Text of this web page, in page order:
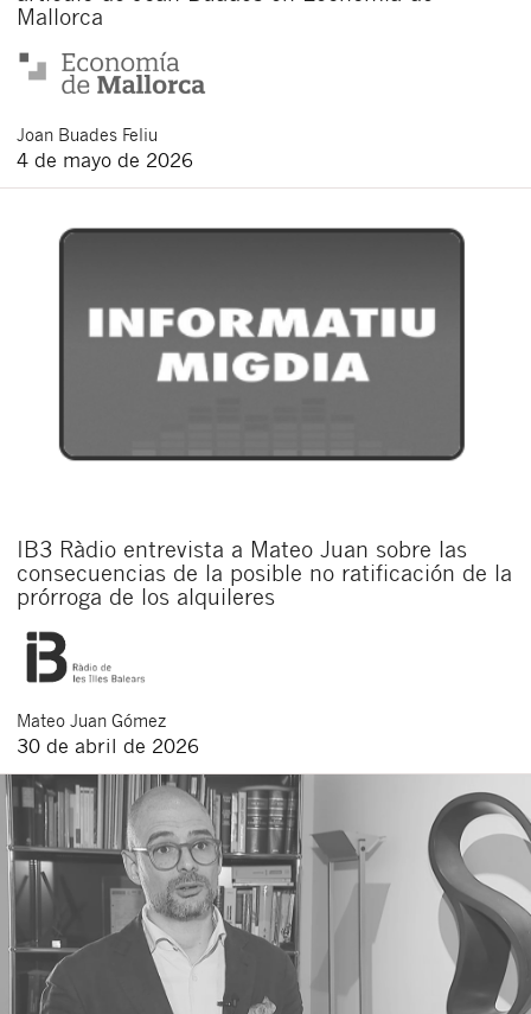
Mallorca
Joan Buades Feliu
4 de mayo de 2026
IB3 Ràdio entrevista a Mateo Juan sobre las
consecuencias de la posible no ratificación de la
prórroga de los alquileres
Mateo Juan Gómez
30 de abril de 2026